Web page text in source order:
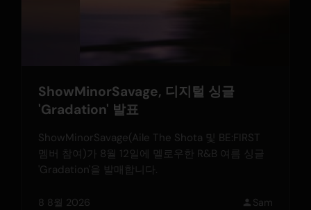
ShowMinorSavage, 디지털 싱글
'Gradation' 발표
ShowMinorSavage(Aile The Shota 및 BE:FIRST
멤버 참여)가 8월 12일에 멜로우한 R&B 여름 싱글
'Gradation'을 발매합니다.
8 8월 2026 Sam